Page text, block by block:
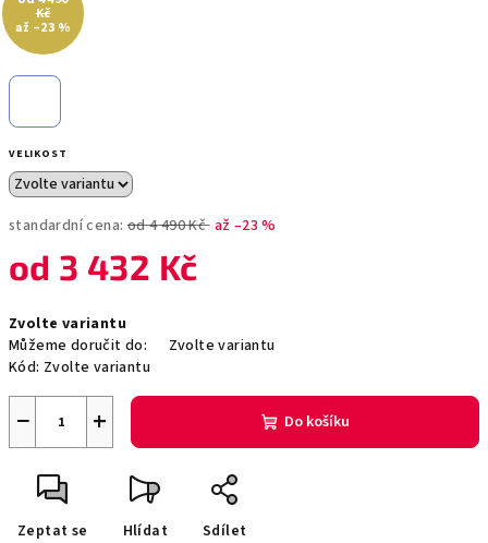
VELIKOST
standardní cena: od 4 490 Kč až –23 %
od 3 432 Kč
cena:
Zvolte variantu
Můžeme doručit do:
Zvolte variantu
Kód: Zvolte variantu
+
− Do košíku
Zeptat se Hlídat Sdílet
Kč
až –23 %